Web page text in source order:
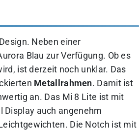
Neben einer
Blau zur Verfügung. Ob es
ist derzeit noch unklar. Das
Metallrahmen. Damit ist
an. Das Mi 8 Lite ist mit
Display auch angenehm
Die Notch ist mit